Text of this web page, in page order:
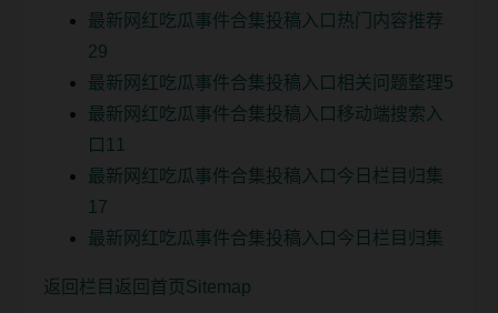
最新网红吃瓜事件合集投稿入口热门内容推荐
29
最新网红吃瓜事件合集投稿入口相关问题整理5
最新网红吃瓜事件合集投稿入口移动端搜索入
口11
最新网红吃瓜事件合集投稿入口今日栏目归集
17
最新网红吃瓜事件合集投稿入口今日栏目归集
返回栏目 返回首页 Sitemap